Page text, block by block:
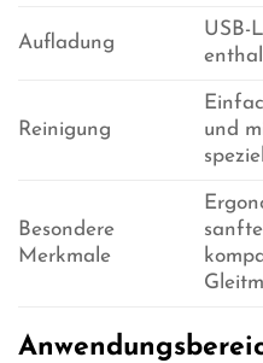
Aufladung
USB-
Reinigung
und
Besondere
Merkmale